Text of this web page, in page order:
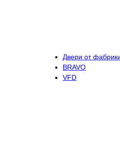
Двери от
BRAVO
VFD